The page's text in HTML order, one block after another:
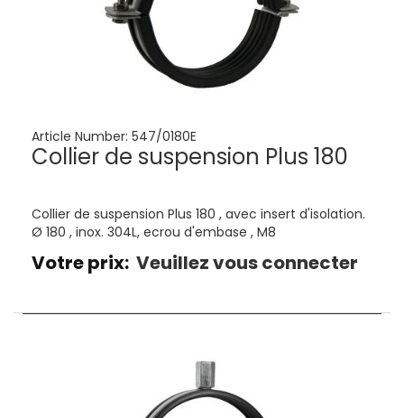
Article Number: 547/0180E
Collier de suspension Plus 180
Collier de suspension Plus 180 , avec insert d'isolation.
Ø 180 , inox. 304L, ecrou d'embase , M8
Votre prix: Veuillez vous connecter